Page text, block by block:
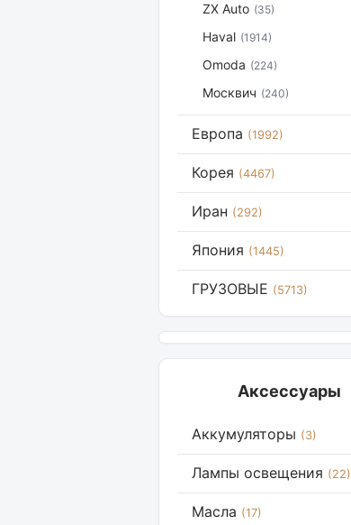
ZX Auto (35)
Haval (1914)
Omoda (224)
Москвич (240)
Европа (1992)
Корея (4467)
Иран (292)
Япония (1445)
ГРУЗОВЫЕ (5713)
Аксессуары
Аккумуляторы (3)
Лампы освещения (22)
Масла (17)